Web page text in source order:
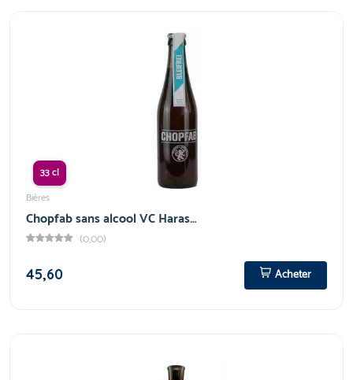
33 cl
Bières
Chopfab sans alcool VC Haras…
(0,00)
45,60
Acheter